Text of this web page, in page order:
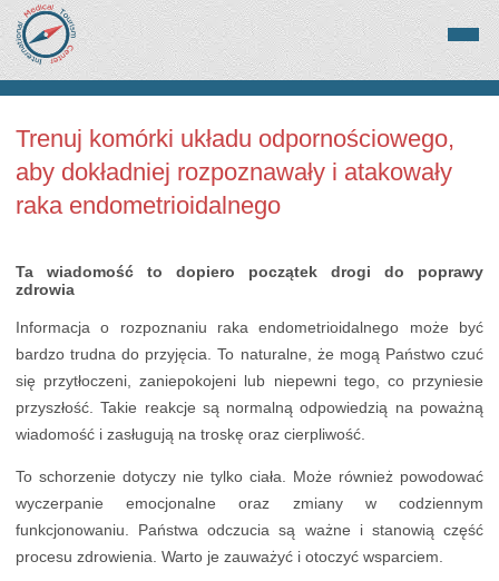
Trenuj komórki układu odpornościowego,
aby dokładniej rozpoznawały i atakowały
raka endometrioidalnego
Ta wiadomość to dopiero początek drogi do poprawy
zdrowia
Informacja o rozpoznaniu raka endometrioidalnego może być
bardzo trudna do przyjęcia. To naturalne, że mogą Państwo czuć
się przytłoczeni, zaniepokojeni lub niepewni tego, co przyniesie
przyszłość. Takie reakcje są normalną odpowiedzią na poważną
wiadomość i zasługują na troskę oraz cierpliwość.
To schorzenie dotyczy nie tylko ciała. Może również powodować
wyczerpanie emocjonalne oraz zmiany w codziennym
funkcjonowaniu. Państwa odczucia są ważne i stanowią część
procesu zdrowienia. Warto je zauważyć i otoczyć wsparciem.